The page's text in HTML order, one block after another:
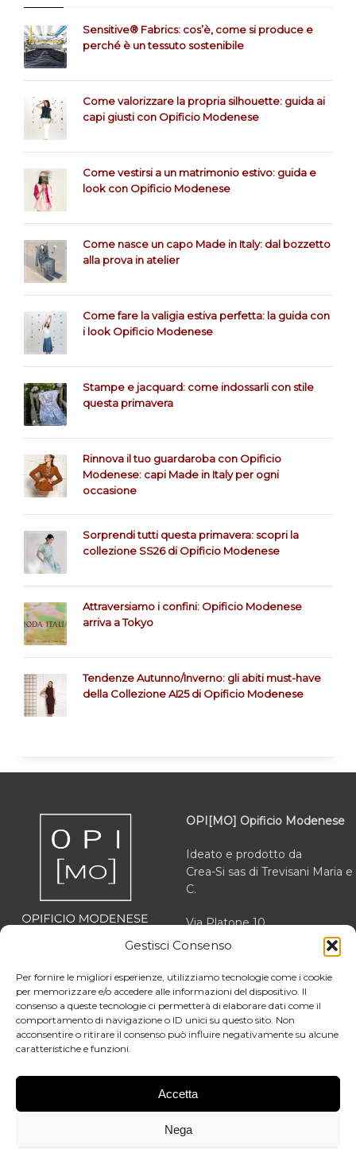
Gestisci Consenso
Per fornire le migliori esperienze, utilizziamo tecnologie come i cookie
per memorizzare e/o accedere alle informazioni del dispositivo. Il
consenso a queste tecnologie ci permetterà di elaborare dati come il
comportamento di navigazione o ID unici su questo sito. Non
acconsentire o ritirare il consenso può influire negativamente su alcune
caratteristiche e funzioni.
Accetta
Nega
Sensitive® Fabrics: cos’è, come si produce e
perché è un tessuto sostenibile
Come valorizzare la propria silhouette: guida ai
capi giusti con Opificio Modenese
Come vestirsi a un matrimonio estivo: guida e
look con Opificio Modenese
Come nasce un capo Made in Italy: dal bozzetto
alla prova in atelier
Come fare la valigia estiva perfetta: la guida con
i look Opificio Modenese
Stampe e jacquard: come indossarli con stile
questa primavera
Rinnova il tuo guardaroba con Opificio
Modenese: capi Made in Italy per ogni
occasione
Sorprendi tutti questa primavera: scopri la
collezione SS26 di Opificio Modenese
Attraversiamo i confini: Opificio Modenese
arriva a Tokyo
Tendenze Autunno/Inverno: gli abiti must-have
della Collezione AI25 di Opificio Modenese
OPI[MO] Opificio Modenese
Ideato e prodotto da
Crea-Si sas di Trevisani Maria e
C.
Via Platone 10
41012 Carpi (MO)
VAT 03166470363
REA MO 364503